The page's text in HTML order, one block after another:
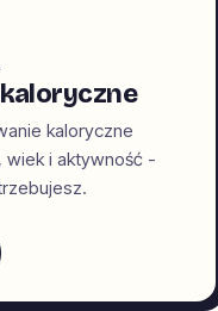
kaloryczne
wiek i aktywność -